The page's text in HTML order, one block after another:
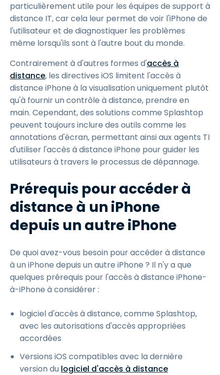
particulièrement utile pour les équipes de support à
distance IT, car cela leur permet de voir l'iPhone de
l'utilisateur et de diagnostiquer les problèmes
même lorsqu'ils sont à l'autre bout du monde.
Contrairement à d'autres formes d'accès à
distance, les directives iOS limitent l'accès à
distance iPhone à la visualisation uniquement plutôt
qu'à fournir un contrôle à distance, prendre en
main. Cependant, des solutions comme Splashtop
peuvent toujours inclure des outils comme les
annotations d'écran, permettant ainsi aux agents TI
d'utiliser l'accès à distance iPhone pour guider les
utilisateurs à travers le processus de dépannage.
Prérequis pour accéder à
distance à un iPhone
depuis un autre iPhone
De quoi avez-vous besoin pour accéder à distance
à un iPhone depuis un autre iPhone ? Il n'y a que
quelques prérequis pour l'accès à distance iPhone-
à-iPhone à considérer :
logiciel d'accès à distance, comme Splashtop,
avec les autorisations d'accès appropriées
accordées
Versions iOS compatibles avec la dernière
version du logiciel d'accès à distance